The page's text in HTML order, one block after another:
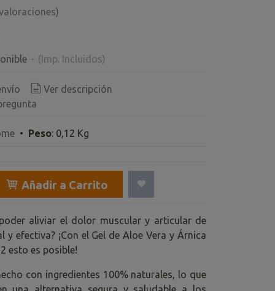
- (Imp. Incluidos)
Ver descripción
• Peso: 0,12 Kg
Añadir a Carrito
aliviar el dolor muscular y articular de
y efectiva? ¡Con el Gel de Aloe Vera y Árnica
esto es posible!
con ingredientes 100% naturales, lo que